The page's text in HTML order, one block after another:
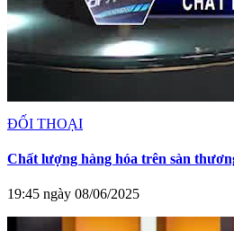
ĐỐI THOẠI
Chất lượng hàng hóa trên sàn
19:45 ngày 08/06/2025